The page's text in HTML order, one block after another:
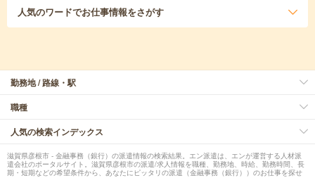
人気のワードでお仕事情報をさがす
勤務地 / 路線・駅
職種
人気の検索インデックス
滋賀県彦根市 - 金融事務（銀行）の派遣情報の検索結果。エン派遣は、エンが運営する人材派
遣会社のポータルサイト。滋賀県彦根市の派遣/求人情報を職種、勤務地、時給、勤務時間、長
期・短期などの希望条件から、あなたにピッタリの派遣（金融事務（銀行））のお仕事を探せ